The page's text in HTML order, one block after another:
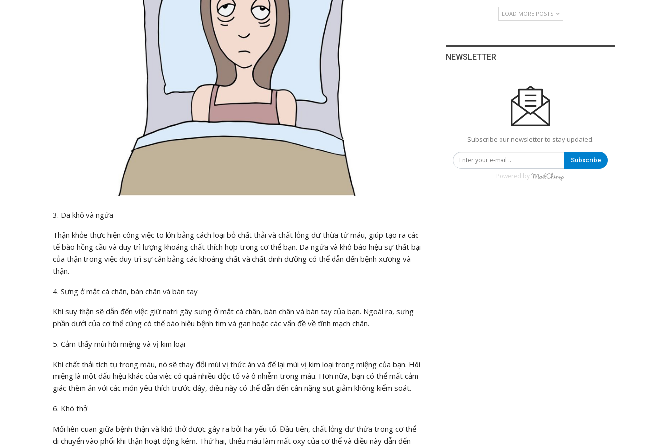
3. Da khô và ngứa
Thận khỏe thực hiện công việc to lớn bằng cách loại bỏ chất thải và chất lỏng dư thừa từ máu, giúp tạo ra các
tế bào hồng cầu và duy trì lượng khoáng chất thích hợp trong cơ thể bạn. Da ngứa và khô báo hiệu sự thất bại
của thận trong việc duy trì sự cân bằng các khoáng chất và chất dinh dưỡng có thể dẫn đến bệnh xương và
thận.
4. Sưng ở mắt cá chân, bàn chân và bàn tay
Khi suy thận sẽ dẫn đến việc giữ natri gây sưng ở mắt cá chân, bàn chân và bàn tay của bạn. Ngoài ra, sưng
phần dưới của cơ thể cũng có thể báo hiệu bệnh tim và gan hoặc các vấn đề về tĩnh mạch chân.
5. Cảm thấy mùi hôi miệng và vị kim loại
Khi chất thải tích tụ trong máu, nó sẽ thay đổi mùi vị thức ăn và để lại mùi vị kim loại trong miệng của bạn. Hôi
miệng là một dấu hiệu khác của việc có quá nhiều độc tố và ô nhiễm trong máu. Hơn nữa, bạn có thể mất cảm
giác thèm ăn với các món yêu thích trước đây, điều này có thể dẫn đến cân nặng sụt giảm không kiểm soát.
6. Khó thở
Mối liên quan giữa bệnh thận và khó thở được gây ra bởi hai yếu tố. Đầu tiên, chất lỏng dư thừa trong cơ thể
di chuyển vào phổi khi thận hoạt động kém. Thứ hai, thiếu máu làm mất oxy của cơ thể và điều này dẫn đến
LOAD MORE POSTS
NEWSLETTER
Subscribe our newsletter to stay updated.
Subscribe
Powered by